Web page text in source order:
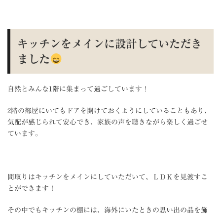
キッチンをメインに設計していただき
ました
自然とみんな1 階に集まって過ごしています！
2階の部屋にいてもドアを開けておくようにしていることもあり、
気配が感じられて安心でき、家族の声を聴きながら楽しく過ごせ
ています。
間取りはキッチンをメインにしていただいて、ＬＤＫを見渡すこ
とができます！
その中でもキッチンの棚には、海外にいたときの思い出の品を飾